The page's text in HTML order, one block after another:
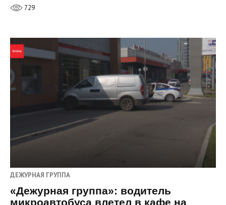
729
ДЕЖУРНАЯ ГРУППА
«Дежурная группа»: водитель
микроавтобуса влетел в кафе на